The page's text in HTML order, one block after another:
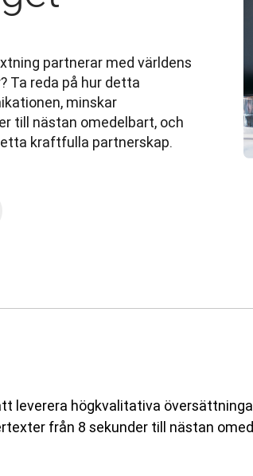
partnerar med världens
Ta reda på hur detta
minskar
till nästan omedelbart, och
kraftfulla partnerskap.
leverera högkvalitativa
från 8 sekunder till nästan